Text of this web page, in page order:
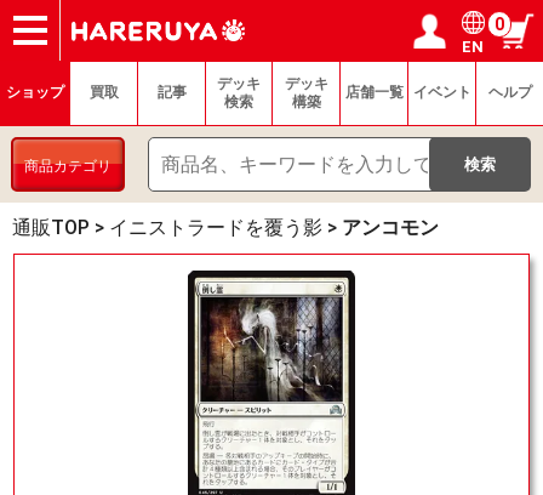
ショップ
買取
記事
デッキ検索
デッキ構築
選手一覧
店舗一覧
イベント
ヘルプ
お問い合わせ ログイン／会員登録
マイページ
EN
0
ショップ 買取 記事
デッキ
検索
デッキ
構築
店舗一覧 イベント ヘルプ
商品カテゴリ
通販TOP > イニストラードを覆う影 > アンコモン